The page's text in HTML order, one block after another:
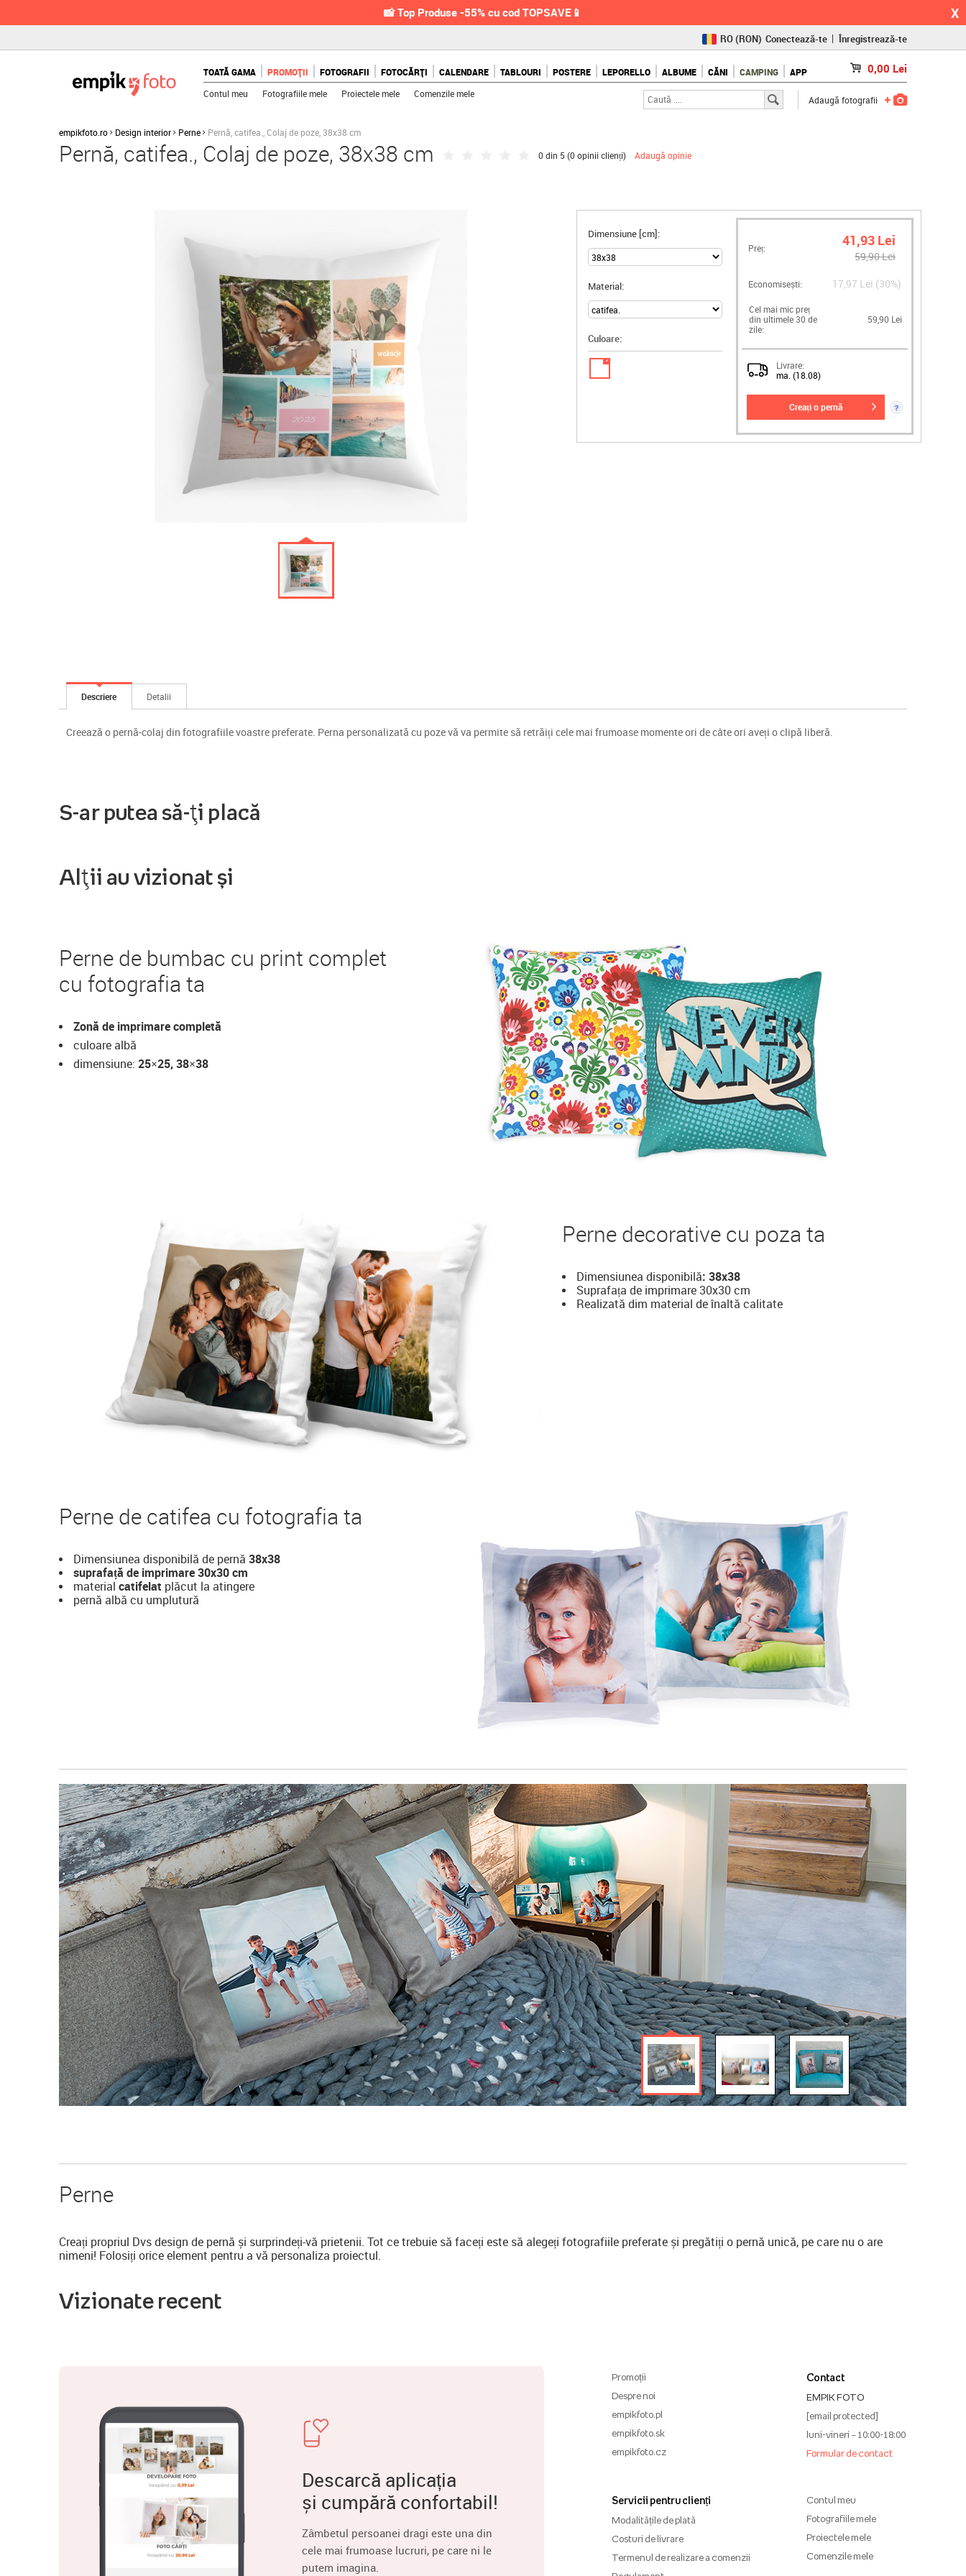
📸 Top Produse -55% cu cod TOPSAVE📱 X
(KČ)
SK(€)
RO(RON) Conectează-te Înregistrează-te
TOATĂ GAMA PROMOȚII FOTOGRAFII FOTOCĂRȚI CALENDARE TABLOURI POSTERE LEPORELLO ALBUME CĂNI CAMPING APP 0,00 Lei
Contul meu Fotografiile mele Proiectele mele Comenzile mele
Adaugă fotografii
empikfoto.ro Design interior Perne Pernă, catifea., Colaj de poze, 38x38 cm
Pernă, catifea., Colaj de poze, 38x38 cm 0 din 5 (0 opinii clienți) Adaugă opinie
Dimensiune [cm]:
Material:
Culoare:
✓
Preț: 41,93 Lei
59,90 Lei
Economisești: 17,97 Lei (30%)
Cel mai mic preț
din ultimele 30 de
zile:
59,90 Lei
Livrare:
ma. (18.08)
creați o pernă ?
Descriere Detalii
Creează o pernă-colaj din fotografiile voastre preferate. Perna personalizată cu poze vă va permite să retrăiți cele mai frumoase momente ori de câte ori aveți o clipă liberă.
S-ar putea să-ți placă
Alții au vizionat și
Perne de bumbac cu print complet
cu fotografia ta
Zonă de imprimare completă
culoare albă
dimensiune: 25×25, 38×38
Perne decorative cu poza ta
Dimensiunea disponibilă: 38x38
Suprafața de imprimare 30x30 cm
Realizată dim material de înaltă calitate
Perne de catifea cu fotografia ta
Dimensiunea disponibilă de pernă 38x38
suprafață de imprimare30x30 cm
material catifelat plăcut la atingere
pernă albă cu umplutură
Perne
Creați propriul Dvs design de pernă și surprindeți-vă prietenii. Tot ce trebuie să faceți este să alegeți fotografiile preferate și pregătiți o pernă unică, pe care nu o are
nimeni! Folosiți orice element pentru a vă personaliza proiectul.
Vizionate recent
Descarcă aplicația
și cumpără confortabil!
Zâmbetul persoanei dragi este una din
cele mai frumoase lucruri, pe care ni le
putem imagina.
Promoții
Despre noi
empikfoto.pl
empikfoto.sk
empikfoto.cz
Servicii pentru clienți
Modalitățile de plată
Costuri de livrare
Termenul de realizare a comenzii
Contact
EMPIK FOTO
[email protected]
luni-vineri – 10:00-18:00
Formular de contact
Contul meu
Fotografiile mele
Proiectele mele
Comenzile mele